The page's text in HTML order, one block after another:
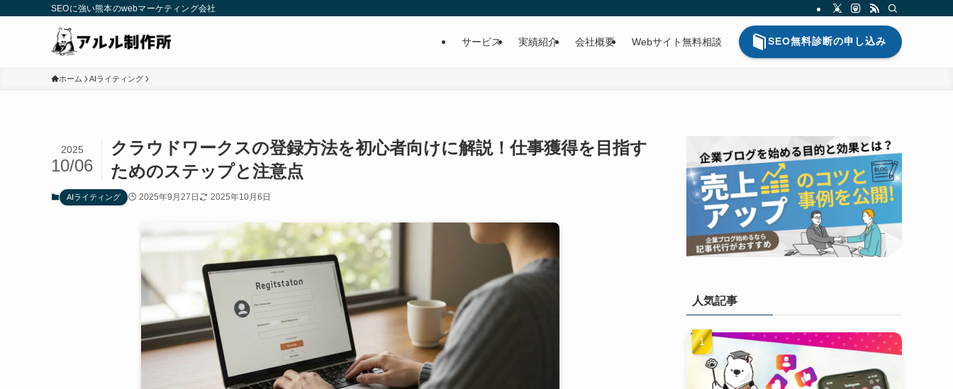
SEOに強い熊本のwebマーケティング会社
サービス 実績紹介 会社概要 Webサイト無料相談 SEO無料診断の申し込み
ホーム AIライティング
クラウドワークスの登録方法を初心者向けに解説！仕事獲得を目指す
ためのステップと注意点
2025
10/06
AIライティング 2025年9月27日 2025年10月6日
人気記事